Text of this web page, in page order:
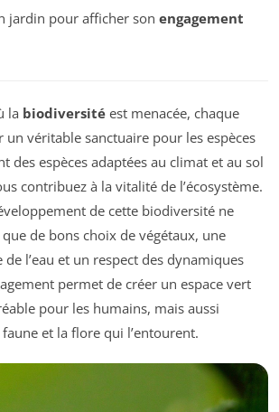
jardin pour afficher son engagement
la biodiversité est menacée, chaque
véritable sanctuaire pour les espèces
des espèces adaptées au climat et au sol
contribuez à la vitalité de l’écosystème.
de cette biodiversité ne
de bons choix de végétaux, une
l’eau et un respect des dynamiques
permet de créer un espace vert
pour les humains, mais aussi
et la flore qui l’entourent.